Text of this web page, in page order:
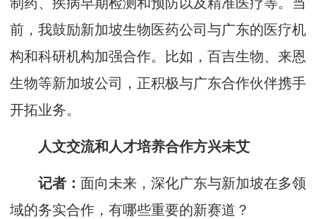
前，我鼓励新加坡生物医药公司与广东的医疗机
构和科研机构加强合作。比如，百吉生物、来恩
生物等新加坡公司，正积极与广东合作伙伴携手
开拓业务。
人文交流和人才培养合作方兴未艾
记者： 面向未来，深化广东与新加坡在多领
域的务实合作，有哪些重要的新赛道？